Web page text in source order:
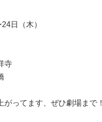
日（木）
寺
がってます、ぜひ劇場まで！